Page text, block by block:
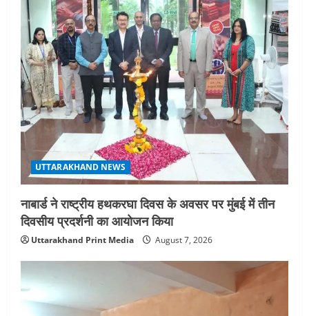
UTTARAKHAND NEWS
नाबार्ड ने राष्ट्रीय हथकरघा दिवस के अवसर पर मुंबई में तीन
दिवसीय प्रदर्शनी का आयोजन किया
Uttarakhand Print Media August 7, 2026